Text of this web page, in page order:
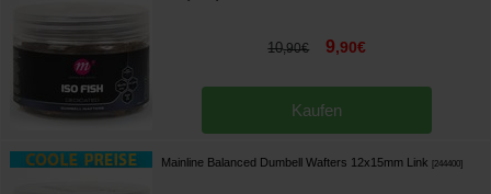
10,90€ 9,90€
Kaufen
Mainline Balanced Dumbell Wafters 12x15mm Link [244400]